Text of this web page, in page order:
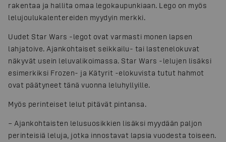
rakentaa ja hallita omaa legokaupunkiaan. Lego on myös
lelujoulukalentereiden myydyin merkki.
Uudet Star Wars -legot ovat varmasti monen lapsen
lahjatoive. Ajankohtaiset seikkailu- tai lastenelokuvat
näkyvät usein leluvalikoimassa. Star Wars -lelujen lisäksi
esimerkiksi Frozen- ja Kätyrit -elokuvista tutut hahmot
ovat päätyneet tänä vuonna leluhyllyille.
Myös perinteiset lelut pitävät pintansa.
– Ajankohtaisten lelusuosikkien lisäksi myydään paljon
perinteisiä leluja, jotka innostavat lapsia vuodesta toiseen.